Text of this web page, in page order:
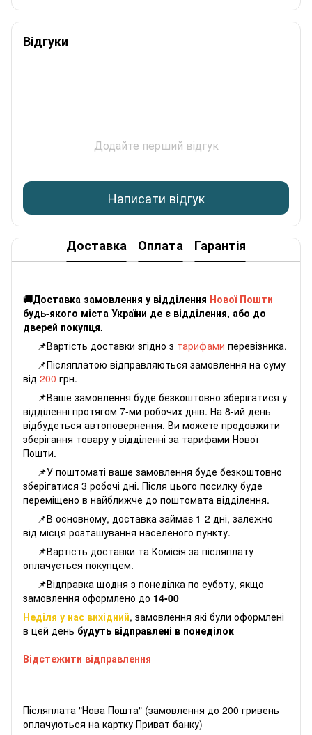
Відгуки
Додайте перший відгук
Написати відгук
Доставка Оплата Гарантія
🚚Доставка замовлення у відділення Нової Пошти
будь-якого міста України де є відділення, або до
дверей покупця.
📌Вартість доставки згідно з тарифами перевізника.
📌Післяплатою відправляються замовлення на суму
від 200 грн.
📌Ваше замовлення буде безкоштовно зберігатися у
відділенні протягом 7-ми робочих днів. На 8-ий день
відбудеться автоповернення. Ви можете продовжити
зберігання товару у відділенні за тарифами Нової
Пошти.
📌У поштоматі ваше замовлення буде безкоштовно
зберігатися 3 робочі дні. Після цього посилку буде
переміщено в найближче до поштомата відділення.
📌В основному, доставка займає 1-2 дні, залежно
від місця розташування населеного пункту.
📌Вартість доставки та Комісія за післяплату
оплачується покупцем.
📌Відправка щодня з понеділка по суботу, якщо
замовлення оформлено до 14-00
Неділя у нас вихідний, замовлення які були оформлені
в цей день будуть відправлені в понеділок
Відстежити відправлення
Післяплата "Нова Пошта" (замовлення до 200 гривень
оплачуються на картку Приват банку)